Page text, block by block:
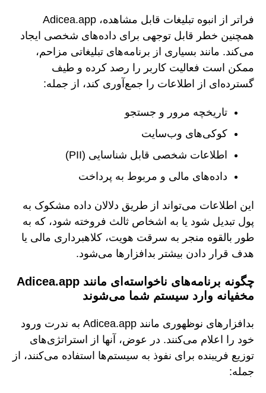
فراتر از انبوه تبلیغات قابل مشاهده، Adicea.app
همچنین خطر قابل توجهی برای داده‌های شخصی ایجاد
می‌کند. مانند بسیاری از برنامه‌های تبلیغاتی مزاحم،
ممکن است فعالیت کاربر را رصد کرده و طیف
گسترده‌ای از اطلاعات را جمع‌آوری کند، از جمله:
تاریخچه مرور و جستجو
کوکی‌های وب‌سایت
اطلاعات شخصی قابل شناسایی (PII)
داده‌های مالی و مربوط به پرداخت
این اطلاعات می‌تواند از طریق دلالان داده مشکوک به
پول تبدیل شود یا به اشخاص ثالث فروخته شود، که به
طور بالقوه منجر به سرقت هویت، کلاهبرداری مالی یا
هدف قرار دادن بیشتر بدافزارها می‌شود.
چگونه برنامه‌های ناخواسته‌ای مانند Adicea.app
مخفیانه وارد سیستم شما می‌شوند
بدافزارهای نوظهوری مانند Adicea.app به ندرت ورود
خود را اعلام می‌کنند. در عوض، آنها از استراتژی‌های
توزیع فریبنده برای نفوذ به سیستم‌ها استفاده می‌کنند، از
جمله: